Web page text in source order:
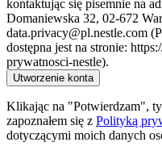
kontaktując się pisemnie na
Domaniewska 32, 02-672
data.privacy@pl.nestle.com
dostępna jest na stronie:
prywatnosci-nestle).
Utworzenie konta
Klikając na "Potwierdzam",
zapoznałem się z Polityką
dotyczącymi moich danych